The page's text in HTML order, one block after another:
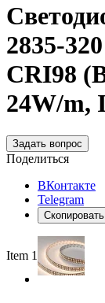
2835-
CRI98
24W/m,
Задать вопрос
Поделиться
ВКонтакте
Telegram
Item 1 of 2